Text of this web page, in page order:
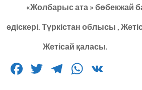
«Жолбарыс ата » бөбекжай
әдіскері. Түркістан облысы ,
Жетісай қаласы.
F
T
T
W